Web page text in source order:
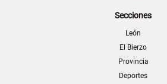
Secciones
León
El Bierzo
Provincia
Deportes